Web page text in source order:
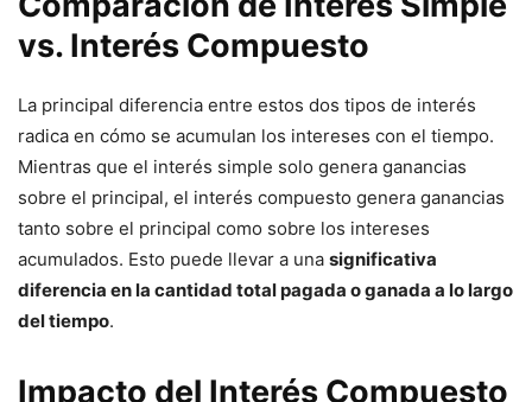
vs. Interés Compuesto
La principal diferencia entre estos dos tipos de interés
radica en cómo se acumulan los intereses con el tiempo.
Mientras que el interés simple solo genera ganancias
sobre el principal, el interés compuesto genera ganancias
tanto sobre el principal como sobre los intereses
acumulados. Esto puede llevar a una significativa
diferencia en la cantidad total pagada o ganada a lo largo
del tiempo.
Impacto del Interés Compuesto